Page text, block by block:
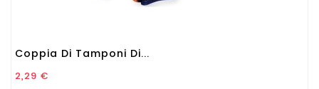
Coppia Di Tamponi Di...
Prezzo
2,29 €